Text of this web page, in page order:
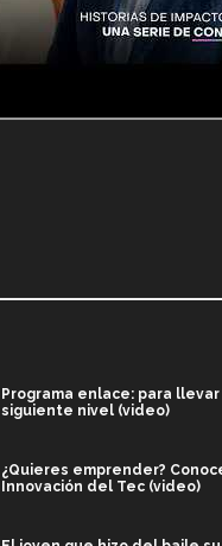
Programa enlace: para
siguiente nivel (video)
¿Quieres emprender?
Innovación del Tec (video)